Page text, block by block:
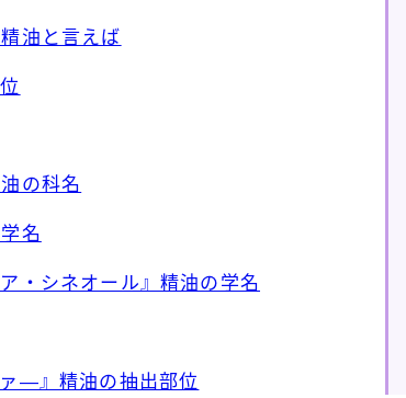
油と言えば
の科名
名
・シネオール』精油の学名
―』精油の抽出部位